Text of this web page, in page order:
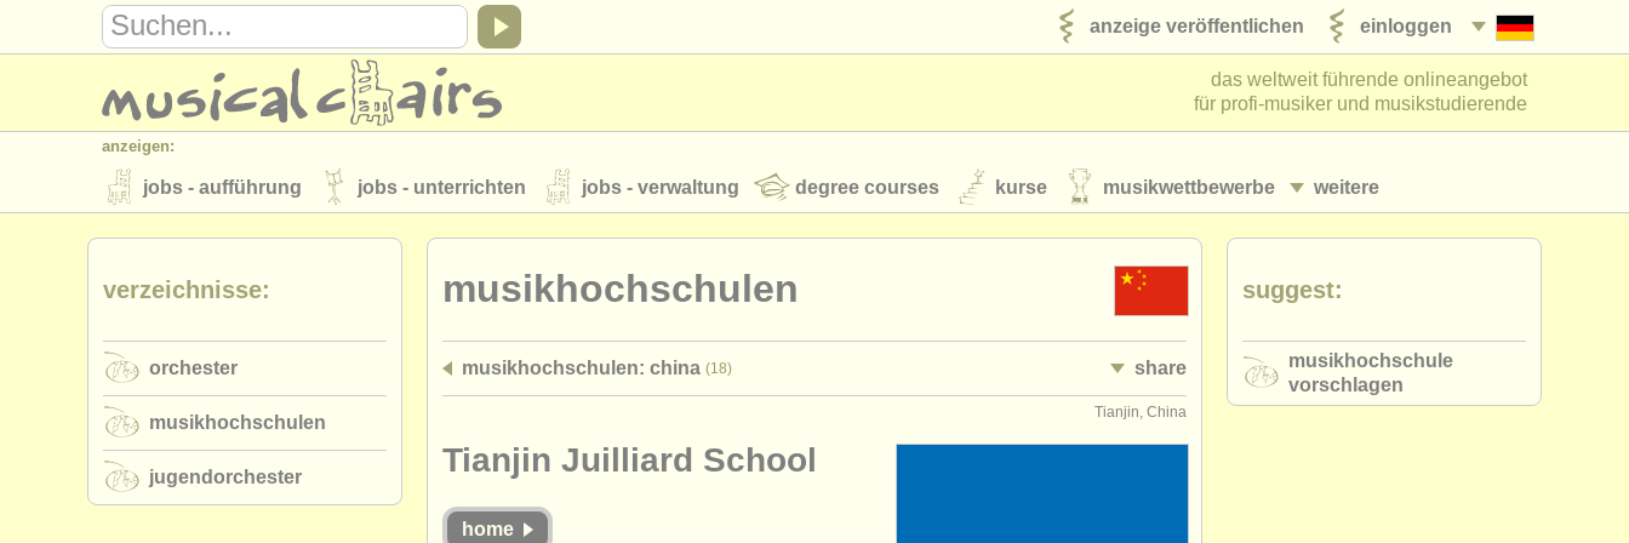
einloggen
anzeige veröffentlichen
das weltweit führende onlineangebot
für profi-musiker und musikstudierende
anzeigen:
weitere
jobs - aufführung jobs - unterrichten jobs - verwaltung degree courses kurse musikwettbewerbe
instrumentenverkauf gestohlene instrumente
verzeichnisse:
musicalchairs:
verlage:
anzeige veröffentlichen
musikhochschulen
musikhochschulen: china (18) share
Tianjin, China
Tianjin Juilliard School
home
verzeichnisse:
orchester
musikhochschulen
jugendorchester
suggest:
musikhochschule
vorschlagen